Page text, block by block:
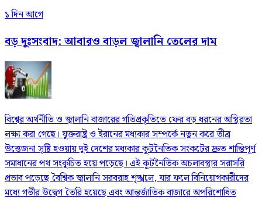
১ দিন আগে
বড় দুঃসংবাদ: আবারও বাড়ল জ্বালানি তেলের দাম
বিশ্বের অর্থনীতি ও জ্বালানি বাজারের গতিপ্রকৃতিতে ফের বড় ধরনের অস্থিরতা
লক্ষ্য করা গেছে। যুক্তরাষ্ট্র ও ইরানের মধ্যকার সম্পর্কে নতুন করে তীব্র
উত্তেজনা সৃষ্টি হওয়ায় দুই দেশের মধ্যকার কূটনৈতিক সংকটের দ্রুত শান্তিপূর্ণ
সমাধানের পথ সংকুচিত হয়ে পড়েছে। এই কূটনৈতিক অচলাবস্থার সরাসরি
প্রভাব পড়েছে বৈশ্বিক জ্বালানি সরবরাহ শৃঙ্খলে, যার ফলে বিনিয়োগকারীদের
মধ্যে গভীর উদ্বেগ তৈরি হয়েছে এবং আন্তর্জাতিক বাজারে অপরিশোধিত